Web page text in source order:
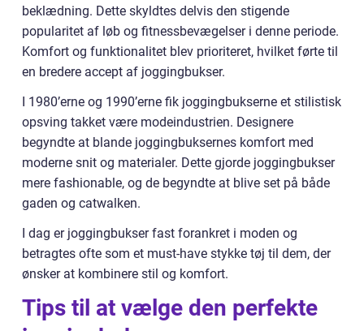
beklædning. Dette skyldtes delvis den stigende
popularitet af løb og fitnessbevægelser i denne periode.
Komfort og funktionalitet blev prioriteret, hvilket førte til
en bredere accept af joggingbukser.
I 1980’erne og 1990’erne fik joggingbukserne et stilistisk
opsving takket være modeindustrien. Designere
begyndte at blande joggingbuksernes komfort med
moderne snit og materialer. Dette gjorde joggingbukser
mere fashionable, og de begyndte at blive set på både
gaden og catwalken.
I dag er joggingbukser fast forankret i moden og
betragtes ofte som et must-have stykke tøj til dem, der
ønsker at kombinere stil og komfort.
Tips til at vælge den perfekte